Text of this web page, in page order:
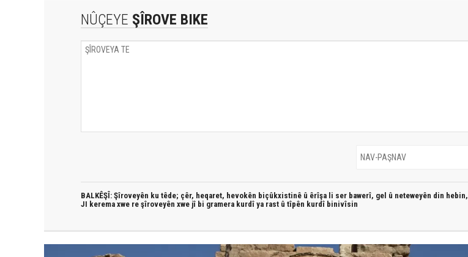
NÛÇEYE ŞÎROVE BIKE
BALKÊŞÎ: Şîroveyên ku têde; çêr, heqaret, hevokên biçûkxistinê û êrîşa li ser bawerî, gel û neteweyên din hebin,
JI kerema xwe re şîroveyên xwe jî bi gramera kurdî ya rast û tîpên kurdî binivîsin